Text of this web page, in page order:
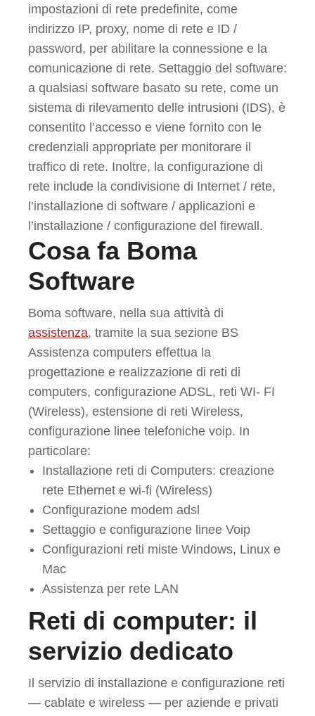
impostazioni di rete predefinite, come
indirizzo IP, proxy, nome di rete e ID /
password, per abilitare la connessione e la
comunicazione di rete. Settaggio del software:
a qualsiasi software basato su rete, come un
sistema di rilevamento delle intrusioni (IDS), è
consentito l’accesso e viene fornito con le
credenziali appropriate per monitorare il
traffico di rete. Inoltre, la configurazione di
rete include la condivisione di Internet / rete,
l’installazione di software / applicazioni e
l’installazione / configurazione del firewall.
Cosa fa Boma
Software
Boma software, nella sua attività di
assistenza, tramite la sua sezione BS
Assistenza computers effettua la
progettazione e realizzazione di reti di
computers, configurazione ADSL, reti WI- FI
(Wireless), estensione di reti Wireless,
configurazione linee telefoniche voip. In
particolare:
Installazione reti di Computers: creazione
rete Ethernet e wi-fi (Wireless)
Configurazione modem adsl
Settaggio e configurazione linee Voip
Configurazioni reti miste Windows, Linux e
Mac
Assistenza per rete LAN
Reti di computer: il
servizio dedicato
Il servizio di installazione e configurazione reti
— cablate e wireless — per aziende e privati